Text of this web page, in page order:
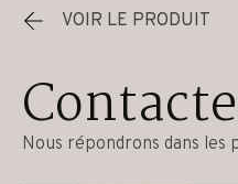
VOIR LE PRODUIT
Nous répondrons dans les